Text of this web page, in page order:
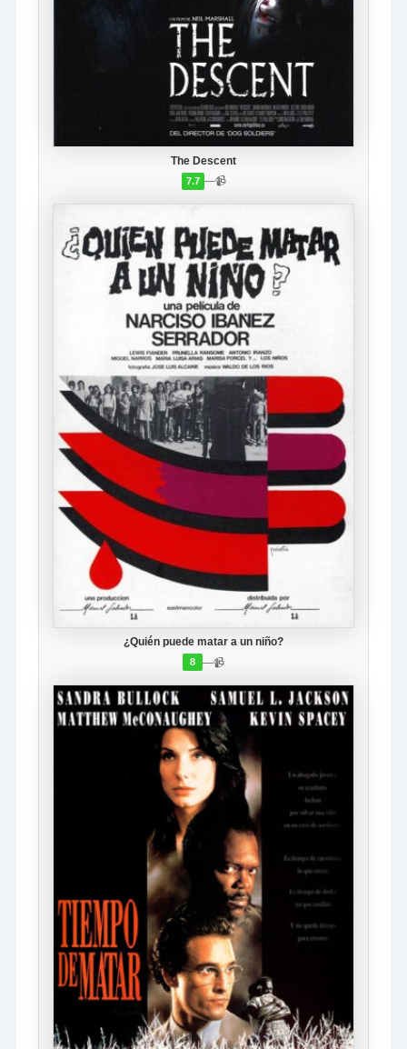
The Descent
7.7 —📹
¿Quién puede matar a un niño?
8 —📹